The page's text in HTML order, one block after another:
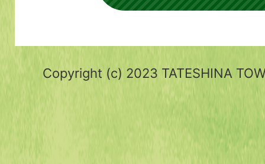
Copyright (c) 2023 TATESHINA